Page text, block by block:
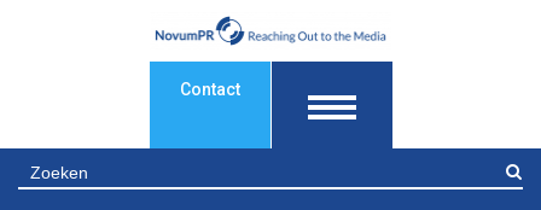
Contact